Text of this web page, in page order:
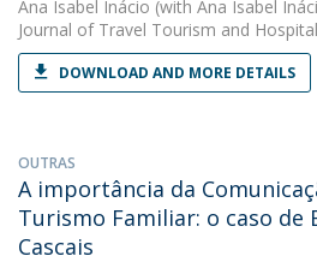
Ana Isabel Inácio (with Ana Isabel
Journal of Travel Tourism and
DOWNLOAD AND MORE DETAILS
OUTRAS
A importância da
Turismo Familiar: o caso de
Cascais